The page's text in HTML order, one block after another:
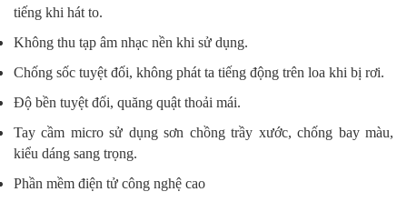
tiếng khi hát to.
Không thu tạp âm nhạc nền khi sử dụng.
Chống sốc tuyệt đối, không phát ta tiếng động trên loa khi bị rơi.
Độ bền tuyệt đối, quăng quật thoải mái.
Tay cầm micro sử dụng sơn chồng trầy xước, chống bay màu,
kiểu dáng sang trọng.
Phần mềm điện tử công nghệ cao